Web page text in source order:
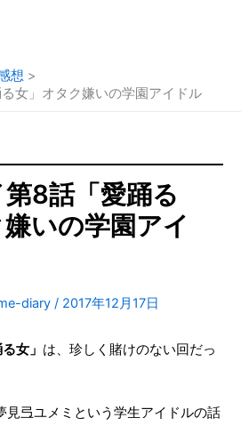
想
女」オタク嫌いの学園アイドル
8話「愛踊る
いの学園アイ
diary / 2017年12月17日
女」 は、珍しく賭けのない回だっ
見弖ユメミという学生アイドルの話